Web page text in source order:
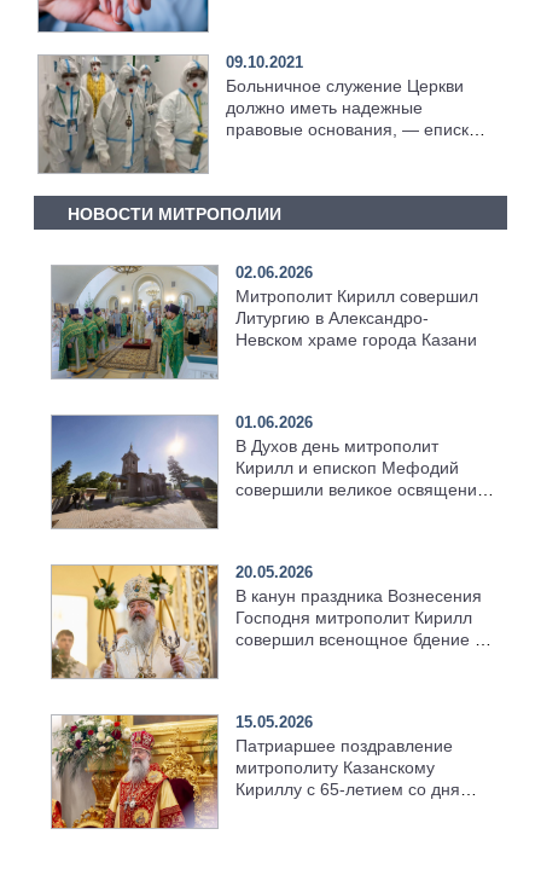
09.10.2021
Больничное служение Церкви
должно иметь надежные
правовые основания, — епископ
НОВОСТИ МИТРОПОЛИИ
02.06.2026
Митрополит Кирилл совершил
Литургию в Александро-
Невском храме города Казани
01.06.2026
В Духов день митрополит
Кирилл и епископ Мефодий
совершили великое освящение
20.05.2026
В канун праздника Вознесения
Господня митрополит Кирилл
совершил всенощное бдение в
15.05.2026
Патриаршее поздравление
митрополиту Казанскому
Кириллу с 65-летием со дня